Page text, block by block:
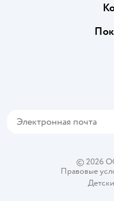
Политика
© 2026
Правовые